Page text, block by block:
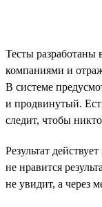
Тесты разработаны
компаниями и
В системе
и продвинутый.
следит, чтобы
Результат
не нравится
не увидит, а через